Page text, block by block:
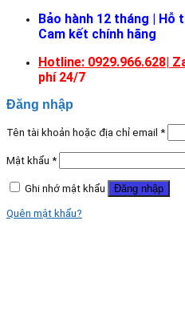
Bảo hành 12 tháng | Hỗ
Cam kết chính hãng
Hotline: 0929.966.628|
phí 24/7
Đăng nhập
Tên tài khoản hoặc địa chỉ email *
Mật khẩu *
Ghi nhớ mật khẩu Đăng nhập
Quên mật khẩu?